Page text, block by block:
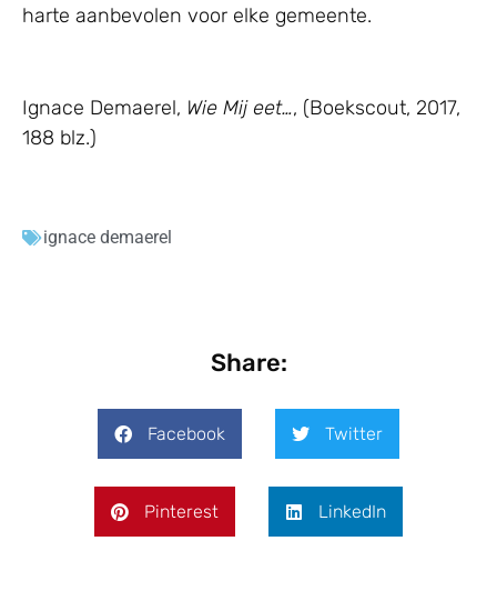
harte aanbevolen voor elke gemeente.
Ignace Demaerel, Wie Mij eet…, (Boekscout, 2017,
188 blz.)
ignace demaerel
Share:
Facebook Twitter
Pinterest LinkedIn